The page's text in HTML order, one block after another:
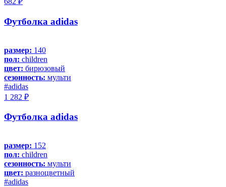
Футболка adidas
размер: 140
пол: children
цвет: бирюзовый
сезонность: мульти
#adidas
1 282 ₽
Футболка adidas
размер: 152
пол: children
сезонность: мульти
цвет: разноцветный
#adidas